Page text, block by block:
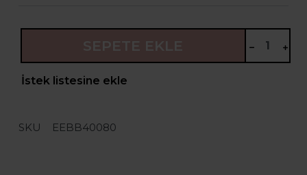
İstek listesine ekle
SKU EEBB40080